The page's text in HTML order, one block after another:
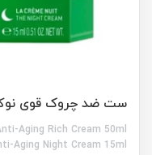
ست ضد چروک قوی
Aging Rich Cream 50ml
Aging Night Cream 15ml